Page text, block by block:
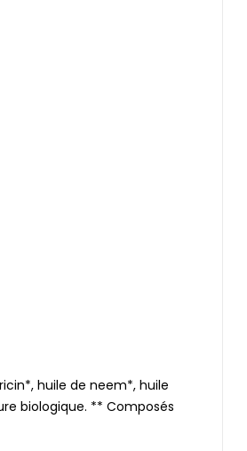
huile de neem*, huile
biologique. ** Composés